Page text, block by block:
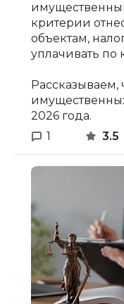
критерии
объектам,
уплачивать по
Рассказываем,
2026 года.
1
3.5